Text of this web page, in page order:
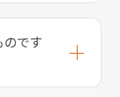
です